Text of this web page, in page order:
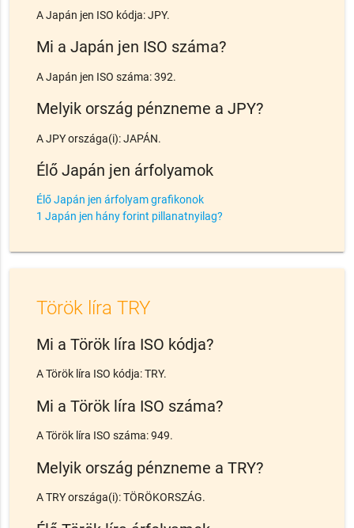
A Japán jen ISO kódja: JPY.
Mi a Japán jen ISO száma?
A Japán jen ISO száma: 392.
Melyik ország pénzneme a JPY?
A JPY országa(i): JAPÁN.
Élő Japán jen árfolyamok
Élő Japán jen árfolyam grafikonok
1 Japán jen hány forint pillanatnyilag?
Török líra TRY
Mi a Török líra ISO kódja?
A Török líra ISO kódja: TRY.
Mi a Török líra ISO száma?
A Török líra ISO száma: 949.
Melyik ország pénzneme a TRY?
A TRY országa(i): TÖRÖKORSZÁG.